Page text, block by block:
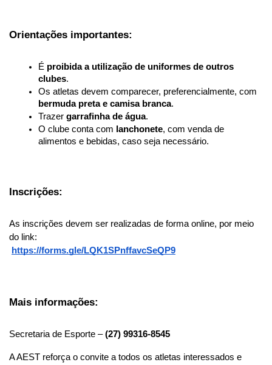
Orientações importantes:
É proibida a utilização de uniformes de outros
clubes.
bermuda preta e camisa branca.
Trazer garrafinha de água.
O clube conta com lanchonete, com venda de
alimentos e bebidas, caso seja necessário.
Inscrições:
As inscrições devem ser realizadas de forma online, por meio
do link:
https://forms.gle/LQK1SPnffavcSeQP9
Mais informações:
Secretaria de Esporte – (27) 99316-8545
A AEST reforça o convite a todos os atletas interessados e